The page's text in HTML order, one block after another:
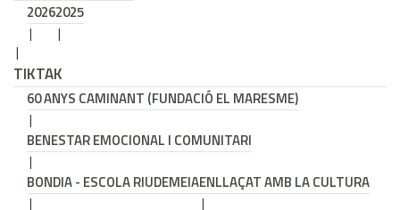
20262025
TIKTAK
60 ANYS CAMINANT (FUNDACIÓ EL MARESME)
BENESTAR EMOCIONAL I COMUNITARI
BONDIA - ESCOLA RIUDEMEIAENLLAÇAT AMB LA CULTURA